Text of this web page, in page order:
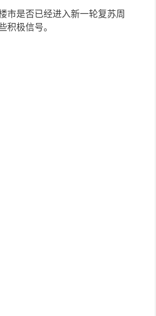
市是否已经进入新一轮复苏周
积极信号。